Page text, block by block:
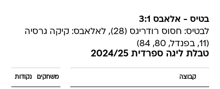
בטיס - אלאבס 3:1
לבטיס: חסוס רודריגס (28), לאלאבס: קיקה גרסיה
(11, בפנדל, 80, 84)
טבלת ליגה ספרדית 2024/25
קבוצה משחקים נקודות